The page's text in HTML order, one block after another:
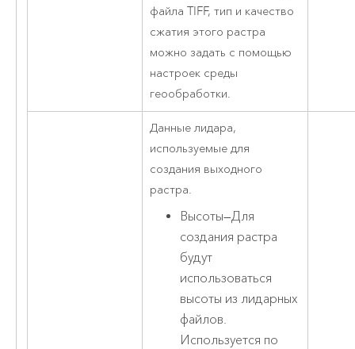
файла TIFF, тип и качество
сжатия этого растра
можно задать с помощью
настроек среды
геообработки.
Данные лидара,
используемые для
создания выходного
растра.
Высоты—Для
создания растра
будут
использоваться
высоты из лидарных
файлов.
Используется по